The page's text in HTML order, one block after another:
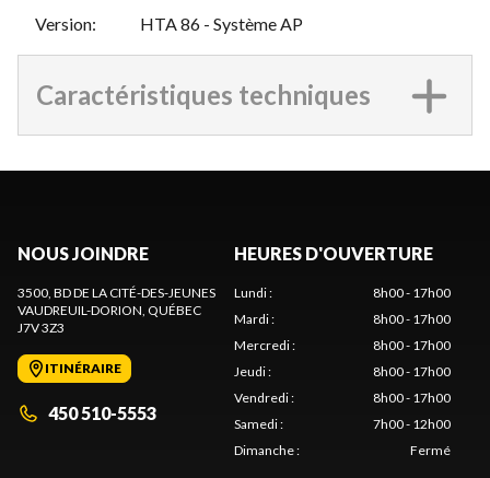
Version: HTA 86 - Système AP
Caractéristiques techniques
NOUS JOINDRE
3500, BD DE LA CITÉ-DES-JEUNES
VAUDREUIL-DORION, QUÉBEC
J7V 3Z3
ITINÉRAIRE
450 510-5553
HEURES D'OUVERTURE
Lundi:
8h00 - 17h00
Mardi:
8h00 - 17h00
Mercredi:
8h00 - 17h00
Jeudi:
8h00 - 17h00
Vendredi:
8h00 - 17h00
Samedi:
7h00 - 12h00
Dimanche: Fermé